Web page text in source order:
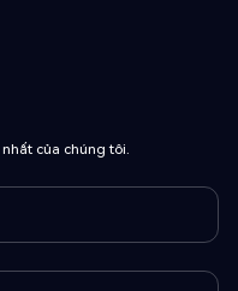
của chúng tôi.